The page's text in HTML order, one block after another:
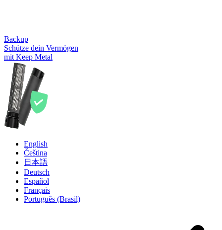
Backup
Schütze dein Vermögen
mit Keep Metal
English
Čeština
日本語
Deutsch
Español
Français
Português (Brasil)